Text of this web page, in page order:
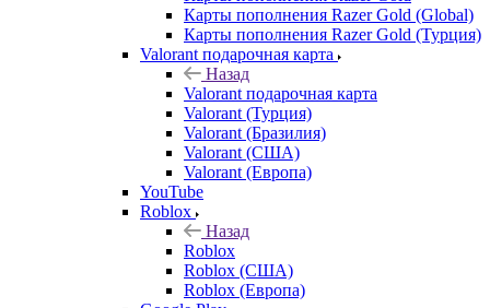
Карты пополнения Razer Gold (Global)
Карты пополнения Razer Gold (Турция)
Valorant подарочная карта
Назад
Valorant подарочная карта
Valorant (Турция)
Valorant (Бразилия)
Valorant (США)
Valorant (Европа)
YouTube
Roblox
Назад
Roblox
Roblox (США)
Roblox (Европа)